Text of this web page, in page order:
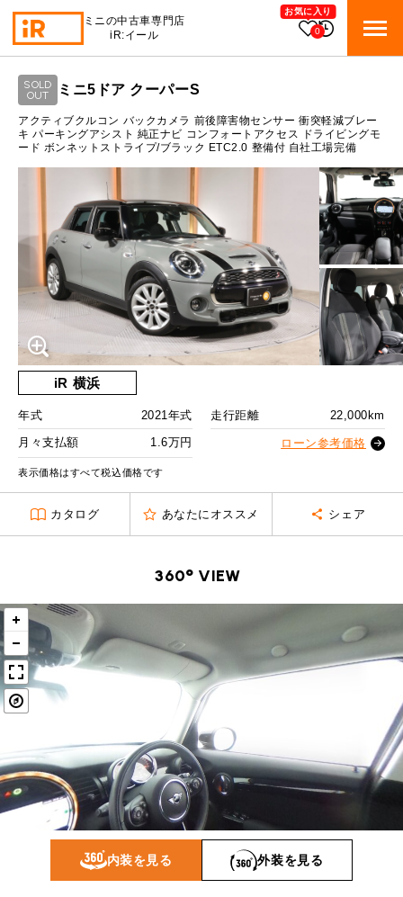
ミニの中古車専門店
iR:イール
お気に入り
0
BMW MINI BMWミニ 在庫検索
ROVER MINI ローバーミニ 在庫検索
TRADE 買取
TOP
iRの買取が他社よりも高い理由
売却手順
必要書類
iRで愛車を売却されたお客様の声
BMWミニ買取査定依頼
ローバーミニ買取査定依頼
MAINTENANCE メンテナンス
TOP
BMWミニ メンテナンス
ローバーミニ メンテナンス
最近の修理実績
BLOG & MEDIA ブログ＆メディア
TOP
スタッフブログ
User's Voice 購入者様の声
Movie
MINI KNOWLEDGE ミニナレッジ
BMWミニナレッジ
ローバーミニナレッジ
ABOUT iR iRについて
会社概要
MAP
RECRUIT 採用情報
工場
お問い合わせ
BMW MINIサービス工場
iR TECH FACTORY
ROVER MINI
iR MAKERS
TEL
MAP
買取
査定依頼
購入相談
来店予約
営業時間
10:00～18:00
定休日
月曜日（祝日の場合は火曜日）
月々支払額 2.3
354.4
50 万円
支払回数 84 回
ボーナス支払回数/年 2 回
内訳
2回目以降 22,900 円
ボーナス月追加額 円
残価ローンの場合
総支払額 368.5 万円
頭金 50 万円
残価 75
支払回数
ボーナス支払回数/年 回
内訳
1回目
2回目以降 15,600
SOLD
OUT
ミニ5ドア クーパーS
アクティブクルコン バックカメラ 前後障害物センサー 衝突軽減ブレー
キ パーキングアシスト 純正ナビ コンフォートアクセス ドライビングモ
ード ボンネットストライプ/ブラック ETC2.0 整備付 自社工場完備
iR 横浜
年式 2021年式 走行距離
22,000km
月々支払額
1.6万円 ローン参考価格
表示価格はすべて税込価格です
カタログ あなたにオススメ シェア
360° VIEW
内装を見る 外装を見る